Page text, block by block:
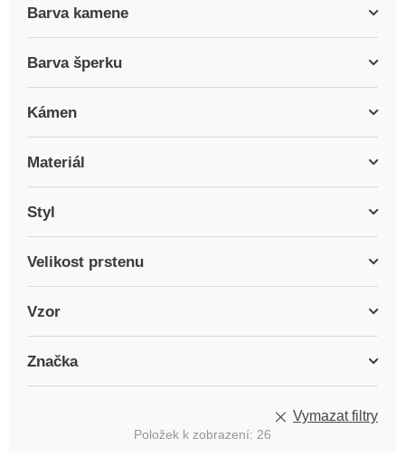
Barva kamene
Barva šperku
Kámen
Materiál
Styl
Velikost prstenu
Vzor
Značka
Vymazat filtry
Položek k zobrazení: 26